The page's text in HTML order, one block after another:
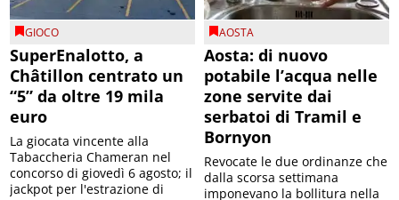
GIOCO
SuperEnalotto, a
Châtillon centrato un
“5” da oltre 19 mila
euro
La giocata vincente alla
Tabaccheria Chameran nel
concorso di giovedì 6 agosto; il
jackpot per l'estrazione di
AOSTA
Aosta: di nuovo
potabile l’acqua nelle
zone servite dai
serbatoi di Tramil e
Bornyon
Revocate le due ordinanze che
dalla scorsa settimana
imponevano la bollitura nella